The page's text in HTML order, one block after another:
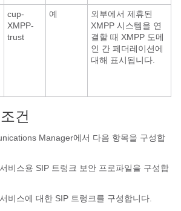
cup-
XMPP-
trust
예
외부에서 제휴된
XMPP 시스템을 연
결할 때 XMPP 도메
인 간 페더레이션에
대해 표시됩니다.
건
Manager에서 다음 항목을 구성합
비스용 SIP 트렁크 보안 프로파일을 구성합
비스에 대한 SIP 트렁크를 구성합니다.